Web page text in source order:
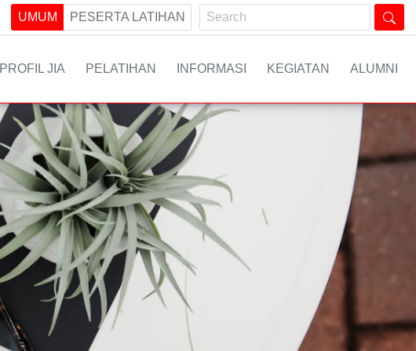
UMUM PESERTA LATIHAN
PROFIL JIA PELATIHAN INFORMASI KEGIATAN ALUMNI